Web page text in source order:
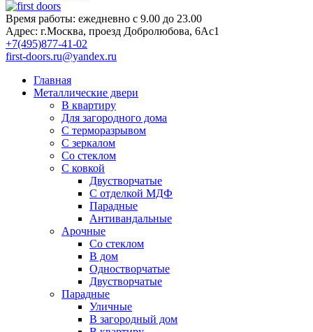
Время работы: ежедневно с 9.00 до 23.00
Адрес: г.Москва, проезд Добролюбова, 6Ас1
+7(495)877-41-02
first-doors.ru@yandex.ru
Главная
Металлические двери
В квартиру
Для загородного дома
С терморазрывом
С зеркалом
Со стеклом
С ковкой
Двустворчатые
С отделкой МДФ
Парадные
Антивандальные
Арочные
Со стеклом
В дом
Одностворчатые
Двустворчатые
Парадные
Уличные
В загородный дом